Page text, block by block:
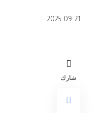
2025-09-21
شارك